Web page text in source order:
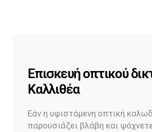
Επισκευή οπτικού
Καλλιθέα
Εάν η υφιστάμενη οπτική
παρουσιάζει βλάβη και